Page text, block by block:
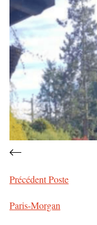
PrécédentPoste
Paris-Morgan